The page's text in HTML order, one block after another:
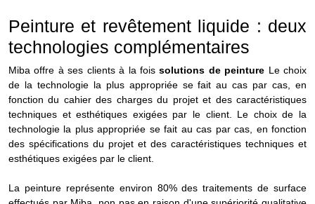
Peinture et revêtement liquide : deux
technologies complémentaires
Miba offre à ses clients à la foissolutions de peinture Le choix
de la technologie la plus appropriée se fait au cas par cas, en
fonction du cahier des charges du projet et des caractéristiques
techniques et esthétiques exigées par le client. Le choix de la
technologie la plus appropriée se fait au cas par cas, en fonction
des spécifications du projet et des caractéristiques techniques et
esthétiques exigées par le client.
La peinture représente environ 80% des traitements de surface